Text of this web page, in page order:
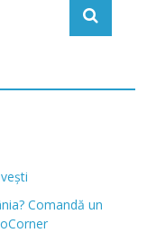
Comandă un